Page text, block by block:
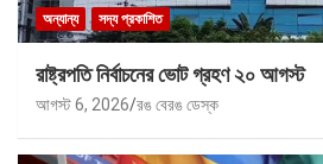
অন্যান্য সদ্য প্রকাশিত
রাষ্ট্রপতি নির্বাচনের ভোট গ্রহণ ২০ আগস্ট
আগস্ট 6, 2026 রঙ বেরঙ ডেস্ক